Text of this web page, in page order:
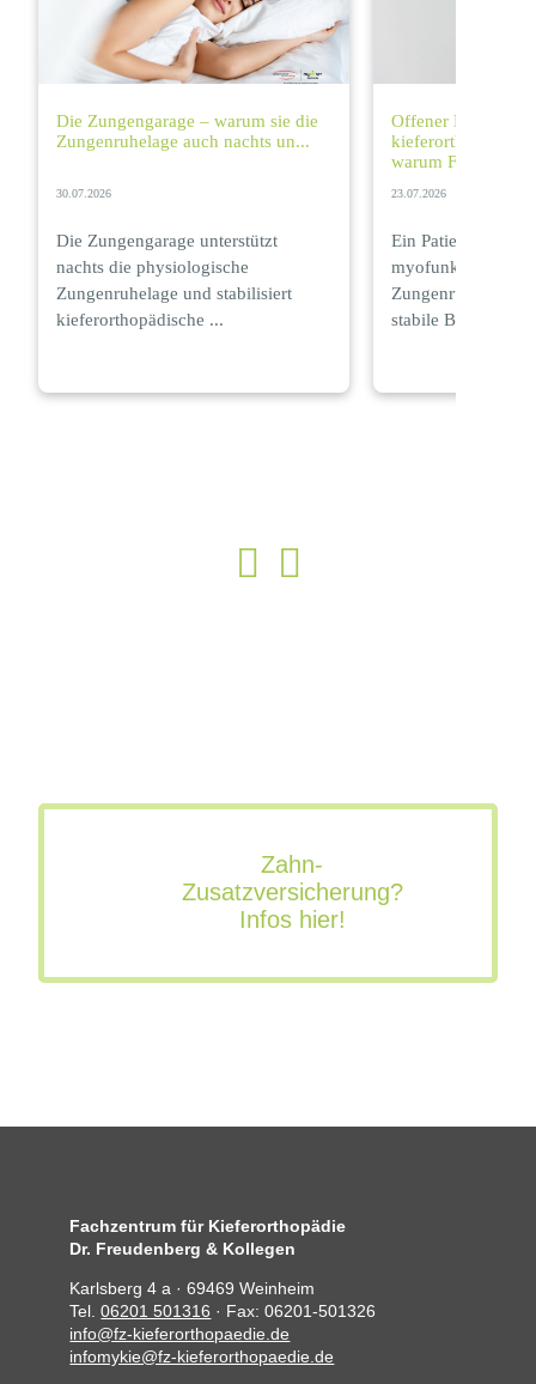
Die Zungengarage – warum sie die
Zungenruhelage auch nachts un...
30.07.2026
Die Zungengarage unterstützt
nachts die physiologische
Zungenruhelage und stabilisiert
kieferorthopädische ...
Offener Biss nach
warum Funk...
23.07.2026
Ein Patientenfall
myofunktionelle
Zungenruhelage
stabile Behandlu...
Zahn-
Zusatzversicherung?
Infos hier!
Fachzentrum für Kieferorthopädie
Dr. Freudenberg & Kollegen
Karlsberg 4 a · 69469 Weinheim
Tel.06201 501316 · Fax: 06201-501326
info@fz-kieferorthopaedie.de
infomykie@fz-kieferorthopaedie.de